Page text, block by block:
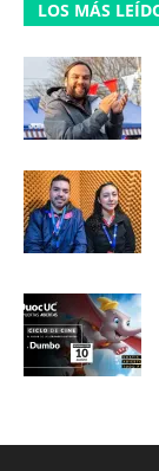
LOS MÁS